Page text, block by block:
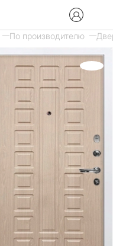
По производителю